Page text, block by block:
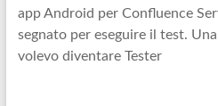
app Android per Confluence
segnato per eseguire il test.
volevo diventare Tester